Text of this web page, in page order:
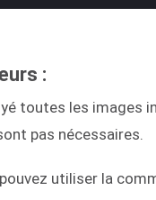
:
toutes les images
pas nécessaires.
utiliser la